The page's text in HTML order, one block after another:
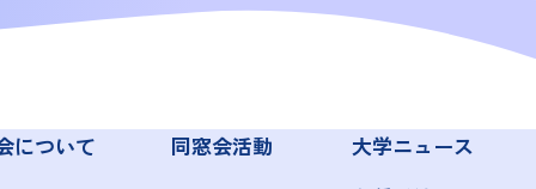
について 同窓会活動
大学ニュース